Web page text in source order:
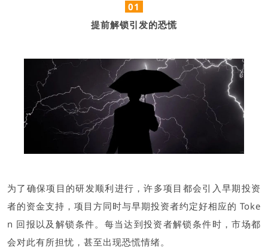
01
提前解锁引发的恐慌
为了确保项目的研发顺利进行，许多项目都会引入早期投资
者的资金支持，项目方同时与早期投资者约定好相应的 Toke
n 回报以及解锁条件。每当达到投资者解锁条件时，市场都
会对此有所担忧，甚至出现恐慌情绪。